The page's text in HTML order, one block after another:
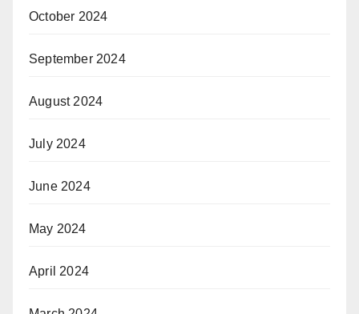
October 2024
September 2024
August 2024
July 2024
June 2024
May 2024
April 2024